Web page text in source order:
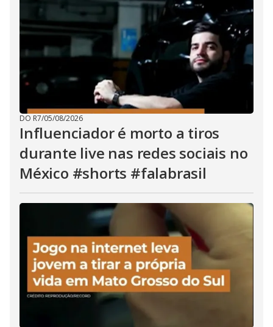
DO R7/05/08/2026
Influenciador é morto a tiros
durante live nas redes sociais no
México #shorts #falabrasil